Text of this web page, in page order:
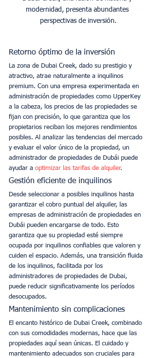
modernidad, presenta abundantes
perspectivas de inversión.
Retorno óptimo de la inversión
La zona de Dubai Creek, dado su prestigio y
atractivo, atrae naturalmente a inquilinos
premium. Con una empresa experimentada en
administración de propiedades como UpperKey
a la cabeza, los precios de las propiedades se
fijan con precisión, lo que garantiza que los
propietarios reciban los mejores rendimientos
posibles. Al analizar las tendencias del mercado
y evaluar el valor único de la propiedad, un
administrador de propiedades de Dubái puede
ayudar a optimizar las tarifas de alquiler.
Gestión eficiente de inquilinos
Desde seleccionar a posibles inquilinos hasta
garantizar el cobro puntual del alquiler, las
empresas de administración de propiedades en
Dubái pueden encargarse de todo. Esto
garantiza que su propiedad esté siempre
ocupada por inquilinos confiables que valoren y
cuiden el espacio. Además, una transición fluida
de los inquilinos, facilitada por los
administradores de propiedades de Dubai,
puede reducir significativamente los períodos
desocupados.
Mantenimiento sin complicaciones
El encanto histórico de Dubai Creek, combinado
con sus comodidades modernas, hace que las
propiedades aquí sean únicas. El cuidado y
mantenimiento adecuados son cruciales para